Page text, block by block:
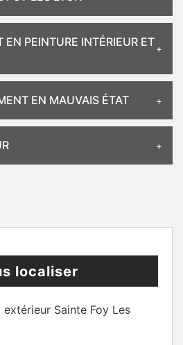
EN PEINTURE INTÉRIEUR ET
EN MAUVAIS ÉTAT
localiser
Sainte Foy Les